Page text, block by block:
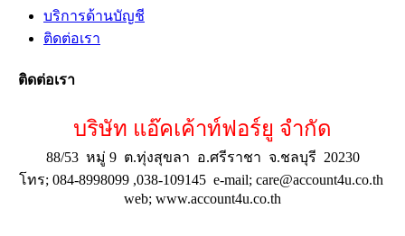
บริการด้านบัญชี
ติดต่อเรา
ติดต่อเรา
บริษัท แอ๊คเค้าท์ฟอร์ยู จำกัด
88/53 หมู่ 9 ต.ทุ่งสุขลา อ.ศรีราชา จ.ชลบุรี 20230
โทร; 084-8998099 ,038-109145 e-mail; care@account4u.co.th
web; www.account4u.co.th